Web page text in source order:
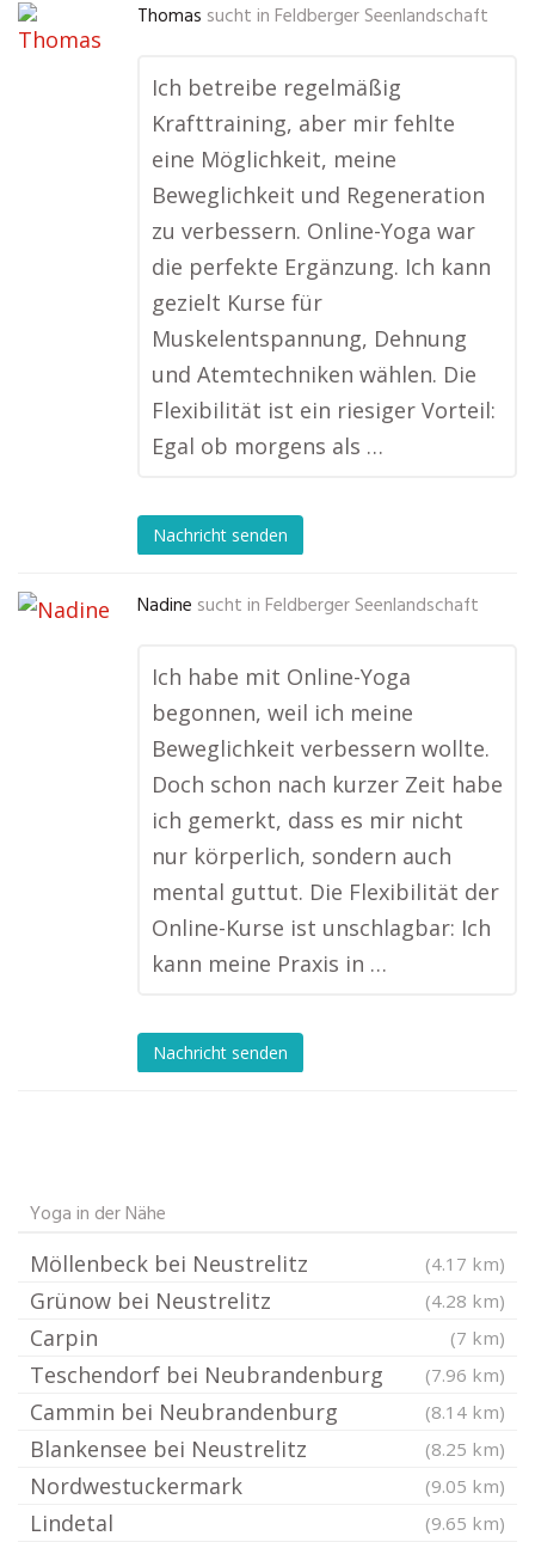
Thomas sucht in Feldberger Seenlandschaft
Ich betreibe regelmäßig
Krafttraining, aber mir fehlte
eine Möglichkeit, meine
Beweglichkeit und Regeneration
zu verbessern. Online-Yoga war
die perfekte Ergänzung. Ich kann
gezielt Kurse für
Muskelentspannung, Dehnung
und Atemtechniken wählen. Die
Flexibilität ist ein riesiger Vorteil:
Egal ob morgens als …
Nachricht senden
Nadine sucht in Feldberger Seenlandschaft
Ich habe mit Online-Yoga
begonnen, weil ich meine
Beweglichkeit verbessern wollte.
Doch schon nach kurzer Zeit habe
ich gemerkt, dass es mir nicht
nur körperlich, sondern auch
mental guttut. Die Flexibilität der
Online-Kurse ist unschlagbar: Ich
kann meine Praxis in …
Nachricht senden
Yoga in der Nähe
Möllenbeck bei Neustrelitz (4.17 km)
Grünow bei Neustrelitz (4.28 km)
Carpin (7 km)
Teschendorf bei Neubrandenburg (7.96 km)
Cammin bei Neubrandenburg (8.14 km)
Blankensee bei Neustrelitz (8.25 km)
Nordwestuckermark (9.05 km)
Lindetal (9.65 km)